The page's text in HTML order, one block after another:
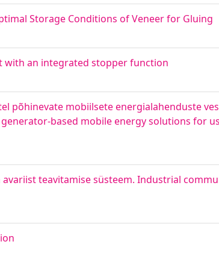
Storage Conditions of Veneer for Gluing
an integrated stopper function
põhinevate mobiilsete energialahenduste
based mobile energy solutions for
teavitamise süsteem. Industrial